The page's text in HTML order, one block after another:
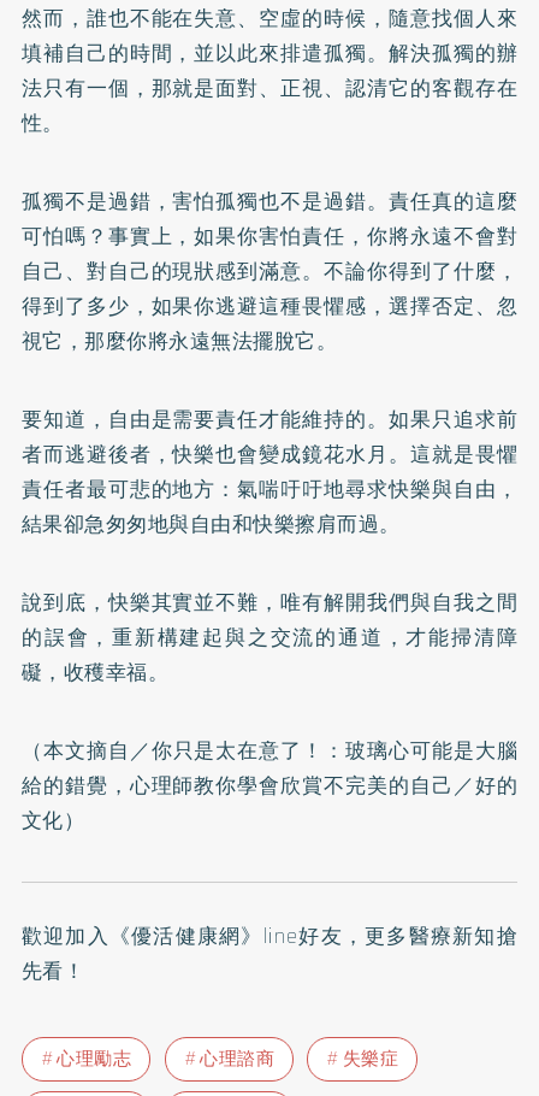
然而，誰也不能在失意、空虛的時候，隨意找個人來
填補自己的時間，並以此來排遣孤獨。解決孤獨的辦
法只有一個，那就是面對、正視、認清它的客觀存在
性。
孤獨不是過錯，害怕孤獨也不是過錯。責任真的這麼
可怕嗎？事實上，如果你害怕責任，你將永遠不會對
自己、對自己的現狀感到滿意。不論你得到了什麼，
得到了多少，如果你逃避這種畏懼感，選擇否定、忽
視它，那麼你將永遠無法擺脫它。
要知道，自由是需要責任才能維持的。如果只追求前
者而逃避後者，快樂也會變成鏡花水月。這就是畏懼
責任者最可悲的地方：氣喘吁吁地尋求快樂與自由，
結果卻急匆匆地與自由和快樂擦肩而過。
說到底，快樂其實並不難，唯有解開我們與自我之間
的誤會，重新構建起與之交流的通道，才能掃清障
礙，收穫幸福。
（本文摘自／你只是太在意了！：玻璃心可能是大腦
給的錯覺，心理師教你學會欣賞不完美的自己／好的
文化）
歡迎加入 《優活健康網》line好友 ，更多醫療新知搶
先看！
心理勵志 心理諮商
失樂症